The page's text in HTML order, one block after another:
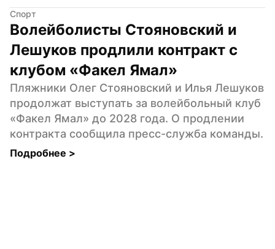
Спорт
Волейболисты Стояновский и
Лешуков продлили контракт с
клубом «Факел Ямал»
Пляжники Олег Стояновский и Илья Лешуков
продолжат выступать за волейбольный клуб
«Факел Ямал» до 2028 года. О продлении
контракта сообщила пресс-служба команды.
Подробнее >